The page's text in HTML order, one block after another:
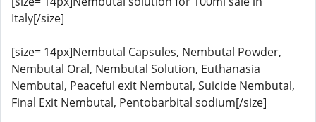
Italy[/size]
[size= 14px]Nembutal Capsules, Nembutal Powder,
Nembutal Oral, Nembutal Solution, Euthanasia
Nembutal, Peaceful exit Nembutal, Suicide Nembutal,
Final Exit Nembutal, Pentobarbital sodium[/size]